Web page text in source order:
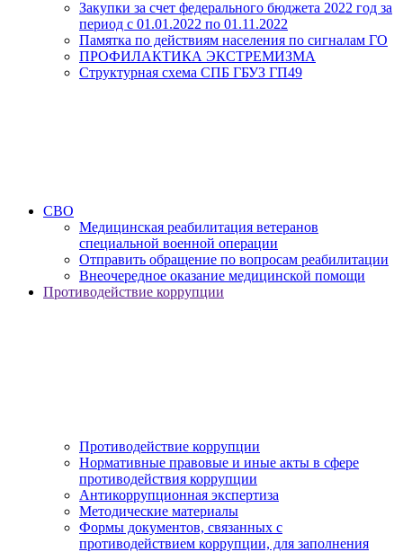
Закупки за счет федерального бюджета 2022 год за
период с 01.01.2022 по 01.11.2022
Памятка по действиям населения по сигналам ГО
ПРОФИЛАКТИКА ЭКСТРЕМИЗМА
Структурная схема СПБ ГБУЗ ГП49
СВО
Медицинская реабилитация ветеранов
специальной военной операции
Отправить обращение по вопросам реабилитации
Внеочередное оказание медицинской помощи
Противодействие коррупции
Противодействие коррупции
Нормативные правовые и иные акты в сфере
противодействия коррупции
Антикоррупционная экспертиза
Методические материалы
Формы документов, связанных с
противодействием коррупции, для заполнения